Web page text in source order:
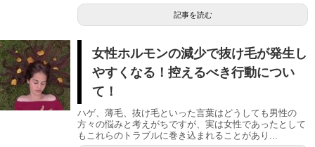
記事を読む
女性ホルモンの減少で抜け毛が発生し
やすくなる！控えるべき行動につい
て！
ハゲ、薄毛、抜け毛といった言葉はどうしても男性の
方々の悩みと考えがちですが、実は女性であったとして
もこれらのトラブルに巻き込まれることがあり...